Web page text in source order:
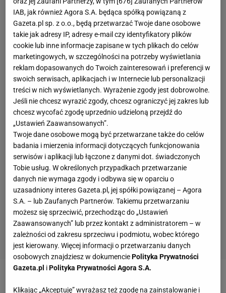
IAB, jak również Agora S.A. będąca spółką powiązaną z
Gazeta.pl sp. z o.o., będą przetwarzać Twoje dane osobowe
takie jak adresy IP, adresy e-mail czy identyfikatory plików
cookie lub inne informacje zapisane w tych plikach do celów
marketingowych, w szczególności na potrzeby wyświetlania
reklam dopasowanych do Twoich zainteresowań i preferencji w
swoich serwisach, aplikacjach i w Internecie lub personalizacji
treści w nich wyświetlanych. Wyrażenie zgody jest dobrowolne.
Jeśli nie chcesz wyrazić zgody, chcesz ograniczyć jej zakres lub
chcesz wycofać zgodę uprzednio udzieloną przejdź do
„Ustawień Zaawansowanych”.
Twoje dane osobowe mogą być przetwarzane także do celów
badania i mierzenia informacji dotyczących funkcjonowania
serwisów i aplikacji lub łączone z danymi dot. świadczonych
Tobie usług. W określonych przypadkach przetwarzanie
danych nie wymaga zgody i odbywa się w oparciu o
uzasadniony interes Gazeta.pl, jej spółki powiązanej – Agora
S.A. – lub Zaufanych Partnerów. Takiemu przetwarzaniu
możesz się sprzeciwić, przechodząc do „Ustawień
Zaawansowanych” lub przez kontakt z administratorem – w
zależności od zakresu sprzeciwu i podmiotu, wobec którego
jest kierowany. Więcej informacji o przetwarzaniu danych
osobowych znajdziesz w dokumenciePolityka Prywatności
Gazeta.pl iPolityka Prywatności Agora S.A.
Klikając „Akceptuję” wyrażasz też zgodę na zainstalowanie i